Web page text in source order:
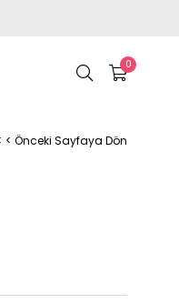
0
< Önceki Sayfaya Dön